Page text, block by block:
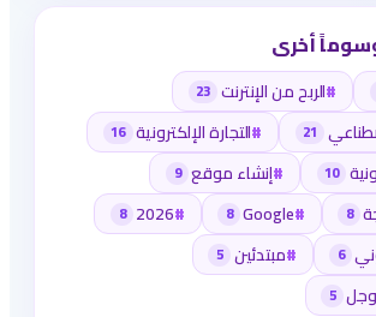
أخرى
#الربح من الإنترنت 23
21
#التجارة الإلكترونية 16
10
#إنشاء موقع 9
8
#
Google
8
#
2026
8
6
#مبتدئين 5
5